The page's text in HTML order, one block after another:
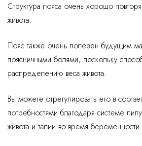
Структура пояса очень хорошо
живота.
Пояс также очень полезен будущим
поясничными болями, поскольку
распределению веса живота.
Вы можете отрегулировать его в
потребностями благодаря системе
живота и талии во время беременности.